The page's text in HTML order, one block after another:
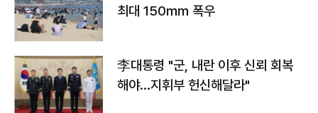
최대 150㎜ 폭우
李대통령 "군, 내란 이후 신뢰 회복
해야…지휘부 헌신해달라"